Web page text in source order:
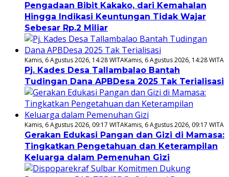
Pengadaan Bibit Kakako, dari Kemahalan
Hingga Indikasi Keuntungan Tidak Wajar
Sebesar Rp.2 Miliar
Kamis, 6 Agustus 2026, 14:28 WITAKamis, 6 Agustus 2026, 14:28 WITA
Pj. Kades Desa Tallambalao Bantah
Tudingan Dana APBDesa 2025 Tak Terialisasi
Kamis, 6 Agustus 2026, 09:17 WITAKamis, 6 Agustus 2026, 09:17 WITA
Gerakan Edukasi Pangan dan Gizi di Mamasa:
Tingkatkan Pengetahuan dan Keterampilan
Keluarga dalam Pemenuhan Gizi